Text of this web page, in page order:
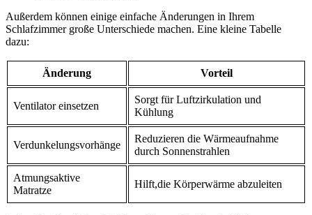
Außerdem können einige einfache Änderungen in Ihrem
Schlafzimmer große Unterschiede machen. Eine kleine Tabelle
dazu:
Änderung Vorteil
Ventilator einsetzen
Sorgt für Luftzirkulation und
Kühlung
Verdunkelungsvorhänge
Reduzieren die Wärmeaufnahme
durch Sonnenstrahlen
Atmungsaktive
Matratze
Hilft,die Körperwärme abzuleiten